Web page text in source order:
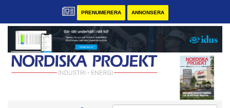
PRENUMERERA ANNONSERA